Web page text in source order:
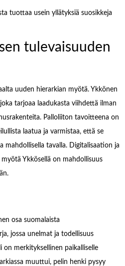
tuottaa usein yllätyksiä suosikkeja
tulevaisuuden
uuden hierarkian myötä. Ykkönen
tarjoaa laadukasta viihdettä ilman
Palloliiton tavoitteena on
laatua ja varmistaa, että se
mahdollisella tavalla. Digitalisaation ja
Ykkösellä on mahdollisuus
osa suomalaista
jossa unelmat ja todellisuus
on merkityksellinen paikalliselle
muuttui, pelin henki pysyy